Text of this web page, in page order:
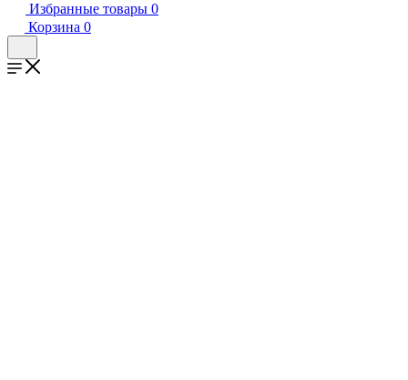
Избранные товары 0
Корзина 0